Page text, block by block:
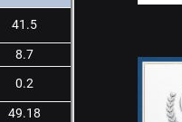
41.5
8.7
0.2
49.18